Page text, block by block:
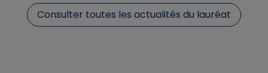
Consulter toutes les actualités du lauréat